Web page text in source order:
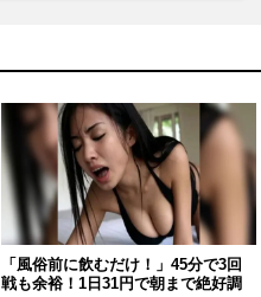
「風俗前に飲むだけ！」45分で3回
戦も余裕！1日31円で朝まで絶好調